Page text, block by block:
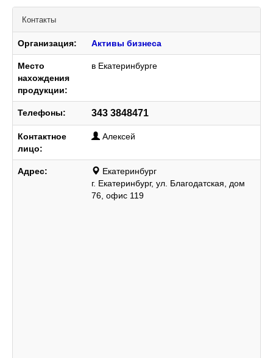
Контакты
Организация: Активы бизнеса
Место
нахождения
продукции:
в Екатеринбурге
Телефоны: 343 3848471
Контактное
лицо:
Алексей
Адрес:
Екатеринбург
г. Екатеринбург, ул. Благодатская, дом
76, офис 119